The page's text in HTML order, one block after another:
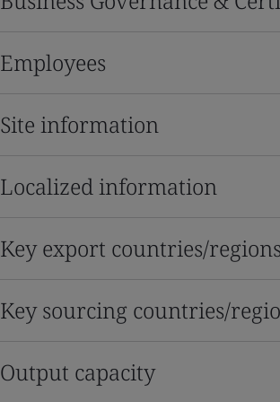
Employees
Site information
Localized information
Key export countries/regions
Key sourcing countries/
Output capacity